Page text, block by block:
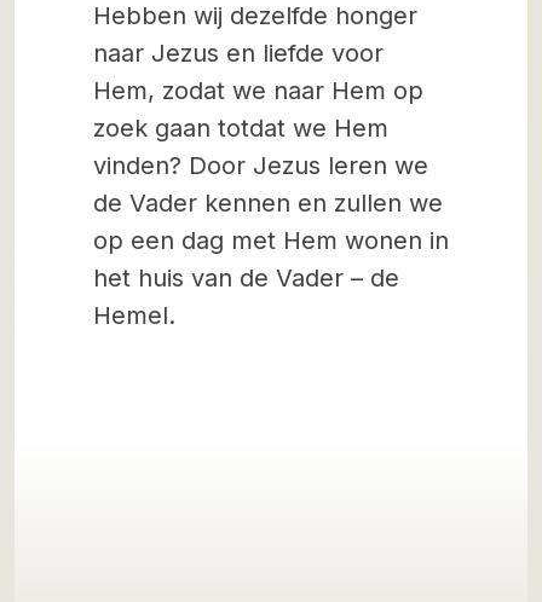
Hebben wij dezelfde honger
naar Jezus en liefde voor
Hem, zodat we naar Hem op
zoek gaan totdat we Hem
vinden? Door Jezus leren we
de Vader kennen en zullen we
op een dag met Hem wonen in
het huis van de Vader – de
Hemel.